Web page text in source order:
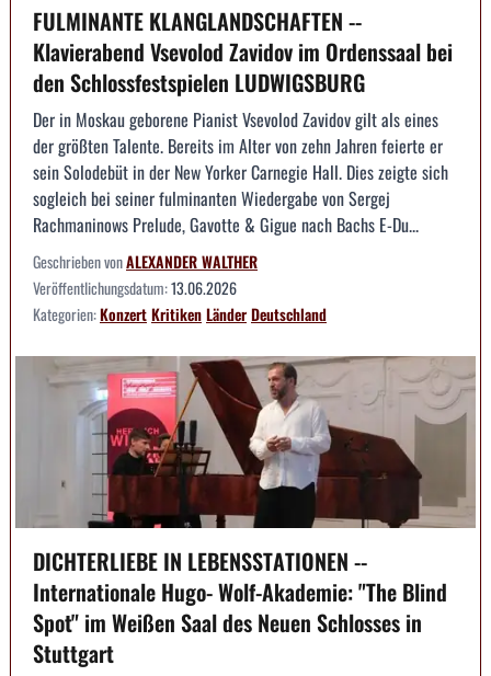
FULMINANTE KLANGLANDSCHAFTEN --
Klavierabend Vsevolod Zavidov im Ordenssaal bei
den Schlossfestspielen LUDWIGSBURG
Der in Moskau geborene Pianist Vsevolod Zavidov gilt als eines
der größten Talente. Bereits im Alter von zehn Jahren feierte er
sein Solodebüt in der New Yorker Carnegie Hall. Dies zeigte sich
sogleich bei seiner fulminanten Wiedergabe von Sergej
Rachmaninows Prelude, Gavotte & Gigue nach Bachs E-Du...
Geschrieben vonALEXANDER WALTHER
Veröffentlichungsdatum:13.06.2026
Kategorien:KonzertKritikenLänderDeutschland
DICHTERLIEBE IN LEBENSSTATIONEN --
Internationale Hugo- Wolf-Akademie: "The Blind
Spot" im Weißen Saal des Neuen Schlosses in
Stuttgart